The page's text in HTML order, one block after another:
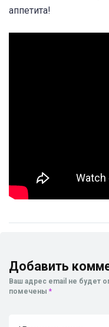
аппетита!
Добавить
Ваш адрес email не будет
помечены *